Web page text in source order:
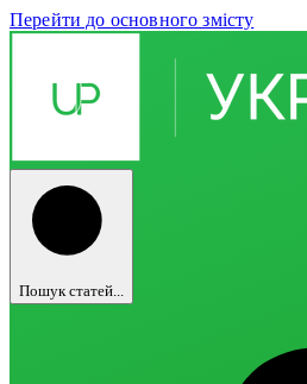
Перейти до основного змісту
Пошук статей...